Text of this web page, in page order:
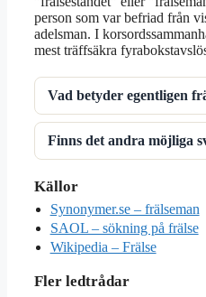
person som var befriad från
adelsman. I
mest träffsäkra
Vad betyder egentligen
Finns det andra möjliga
Källor
Synonymer.se – frälseman
SAOL – sökning på frälse
Wikipedia – Frälse
Fler ledtrådar